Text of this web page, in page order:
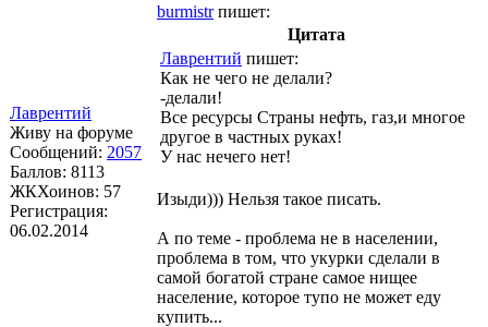
Лаврентий
Живу на форуме
Сообщений: 2057
Баллов: 8113
ЖКХоинов: 57
Регистрация:
06.02.2014
burmistrпишет:
Цитата
Лаврентий пишет:
Как не чего не делали?
-делали!
Все ресурсы Страны нефть, газ,и многое
другое в частных руках!
У нас нечего нет!
Изыди))) Нельзя такое писать.
А по теме - проблема не в населении,
проблема в том, что укурки сделали в
самой богатой стране самое нищее
население, которое тупо не может еду
купить...